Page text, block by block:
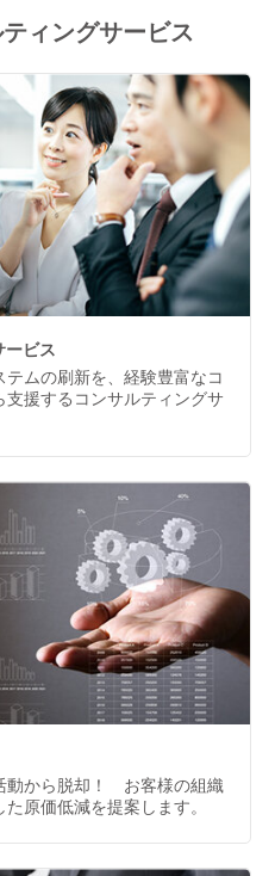
ィングサービス
ービス
ムの刷新を、経験豊富なコ
支援するコンサルティングサ
動から脱却！ お客様の組織
原価低減を提案します。